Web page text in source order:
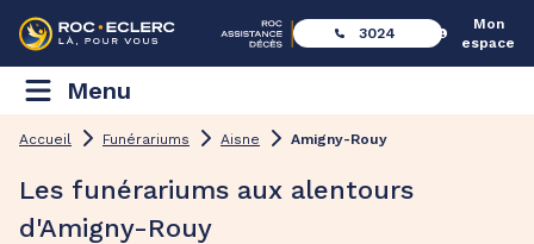
3024
Mon
espace
Menu
Accueil Funérariums Aisne Amigny-Rouy
Les funérariums aux alentours
d'Amigny-Rouy